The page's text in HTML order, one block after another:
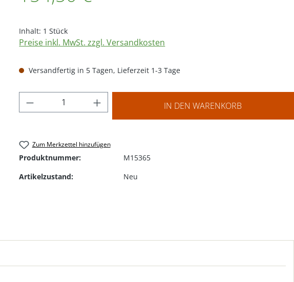
Inhalt: 1 Stück
Preise inkl. MwSt. zzgl. Versandkosten
Versandfertig in 5 Tagen, Lieferzeit 1-3 Tage
Produkt Anzahl: Gib den gewünschten Wert
IN DEN WARENKORB
Zum Merkzettel hinzufügen
Produktnummer:
M15365
Artikelzustand:
Neu